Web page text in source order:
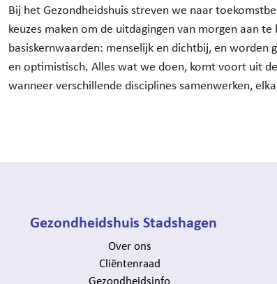
Bij het Gezondheidshuis streven we naar
keuzes maken om de uitdagingen van morgen aan
basiskernwaarden: menselijk en dichtbij, en
en optimistisch. Alles wat we doen, komt voort uit
wanneer verschillende disciplines samenwerken,
Gezondheidshuis Stadshagen
Over ons
Cliëntenraad
Gezondheidsinfo